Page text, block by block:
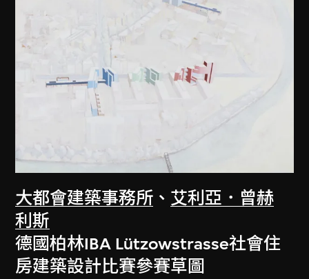
大都會建築事務所 、 艾利亞．曾赫
利斯
德國柏林IBA Lützowstrasse社會住
房建築設計比賽參賽草圖